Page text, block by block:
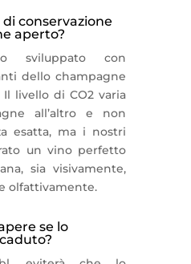
conservazione
aperto?
sviluppato con
dello champagne
livello di CO2 varia
all’altro e non
esatta, ma i nostri
un vino perfetto
sia visivamente,
olfattivamente.
se lo